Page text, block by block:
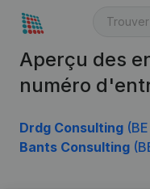
Aperçu des
numéro
Drdg Consulting
Bants Consulting